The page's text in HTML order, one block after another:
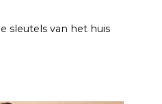
sleutels van het huis